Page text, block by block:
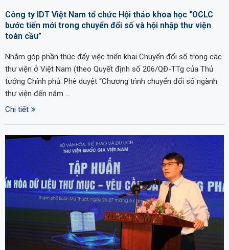
Công ty IDT Việt Nam tổ chức Hội thảo khoa học “OCLC
bước tiến mới trong chuyển đổi số và hội nhập thư viện
toàn cầu”
Nhằm góp phần thúc đẩy việc triển khai Chuyển đối số trong các
thư viện ở Việt Nam (theo Quyết định số 206/QĐ-TTg của Thủ
tướng Chính phủ: Phê duyệt “Chương trình chuyển đổi số ngành
thư viện đến năm …
Chi tiết